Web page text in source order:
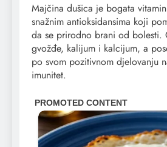
Majčina dušica je bogata
snažnim antioksidansima koji
da se prirodno brani od bolesti.
gvožđe, kalijum i kalcijum, a
po svom pozitivnom djelovanju
imunitet.